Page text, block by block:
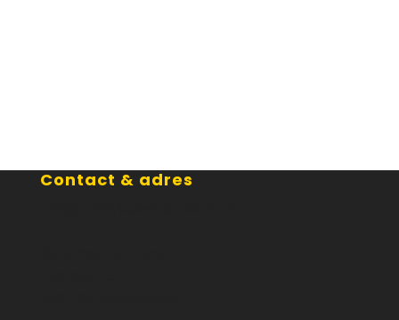
Contact & adres